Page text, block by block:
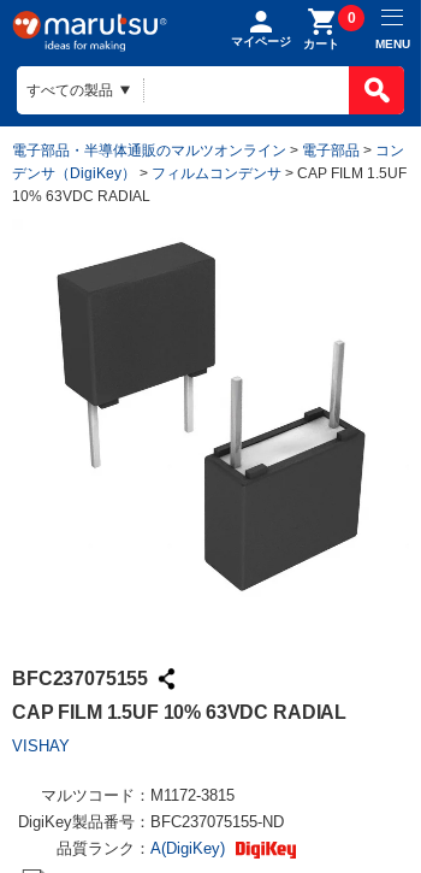
マイページ カート
0
MENU
電子部品・半導体通販のマルツオンライン > 電子部品 > コン
デンサ（DigiKey）
> フィルムコンデンサ > CAP FILM 1.5UF
10% 63VDC RADIAL
BFC237075155
CAP FILM 1.5UF 10% 63VDC RADIAL
VISHAY
マルツコード： M1172-3815
DigiKey製品番号： BFC237075155-ND
品質ランク： A(DigiKey)